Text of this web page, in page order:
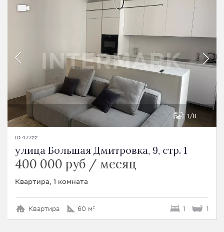
1 8
ID 47722
улица Большая Дмитровка, 9, стр. 1
400 000 руб / месяц
Квартира, 1 комната
Квартира 60 м² 1 1